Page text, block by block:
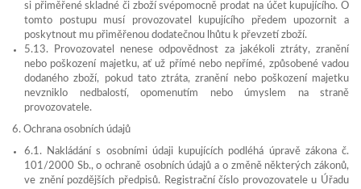
si přiměřené skladné či zboží svépomocně prodat na účet kupujícího. O
tomto postupu musí provozovatel kupujícího předem upozornit a
poskytnout mu přiměřenou dodatečnou lhůtu k převzetí zboží.
5.13. Provozovatel nenese odpovědnost za jakékoli ztráty, zranění
nebo poškození majetku, ať už přímé nebo nepřímé, způsobené vadou
dodaného zboží, pokud tato ztráta, zranění nebo poškození majetku
nevzniklo nedbalostí, opomenutím nebo úmyslem na straně
provozovatele.
6. Ochrana osobních údajů
6.1. Nakládání s osobními údaji kupujících podléhá úpravě zákona č.
101/2000 Sb., o ochraně osobních údajů a o změně některých zákonů,
ve znění pozdějších předpisů. Registrační číslo provozovatele u Úřadu